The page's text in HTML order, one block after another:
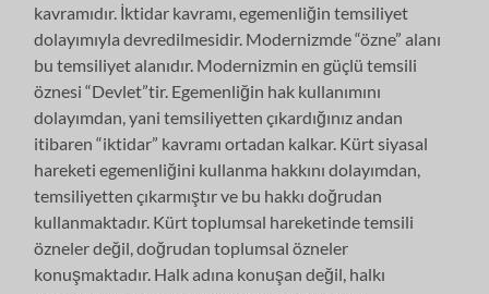
kavramıdır. İktidar kavramı, egemenliğin temsiliyet
dolayımıyla devredilmesidir. Modernizmde “özne” alanı
bu temsiliyet alanıdır. Modernizmin en güçlü temsili
öznesi “Devlet”tir. Egemenliğin hak kullanımını
dolayımdan, yani temsiliyetten çıkardığınız andan
itibaren “iktidar” kavramı ortadan kalkar. Kürt siyasal
hareketi egemenliğini kullanma hakkını dolayımdan,
temsiliyetten çıkarmıştır ve bu hakkı doğrudan
kullanmaktadır. Kürt toplumsal hareketinde temsili
özneler değil, doğrudan toplumsal özneler
konuşmaktadır. Halk adına konuşan değil, halkı